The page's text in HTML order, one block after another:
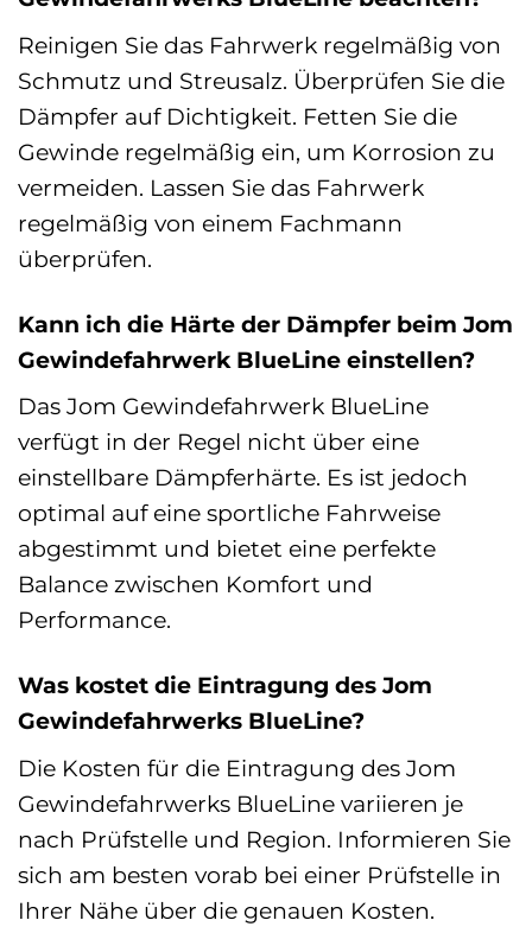
Reinigen Sie das Fahrwerk regelmäßig von
Schmutz und Streusalz. Überprüfen Sie die
Dämpfer auf Dichtigkeit. Fetten Sie die
Gewinde regelmäßig ein, um Korrosion zu
vermeiden. Lassen Sie das Fahrwerk
regelmäßig von einem Fachmann
überprüfen.
Kann ich die Härte der Dämpfer beim Jom
Gewindefahrwerk BlueLine einstellen?
Das Jom Gewindefahrwerk BlueLine
verfügt in der Regel nicht über eine
einstellbare Dämpferhärte. Es ist jedoch
optimal auf eine sportliche Fahrweise
abgestimmt und bietet eine perfekte
Balance zwischen Komfort und
Performance.
Was kostet die Eintragung des Jom
Gewindefahrwerks BlueLine?
Die Kosten für die Eintragung des Jom
Gewindefahrwerks BlueLine variieren je
nach Prüfstelle und Region. Informieren Sie
sich am besten vorab bei einer Prüfstelle in
Ihrer Nähe über die genauen Kosten.